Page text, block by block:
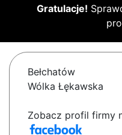
Gratulacje!
Bełchatów
Wólka Łękawska
Zobacz profil firmy